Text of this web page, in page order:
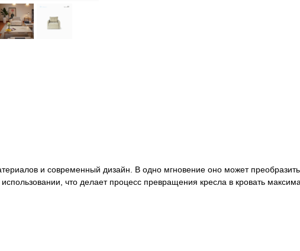
и современный дизайн. В одно мгновение оно может
что делает процесс превращения кресла в кровать